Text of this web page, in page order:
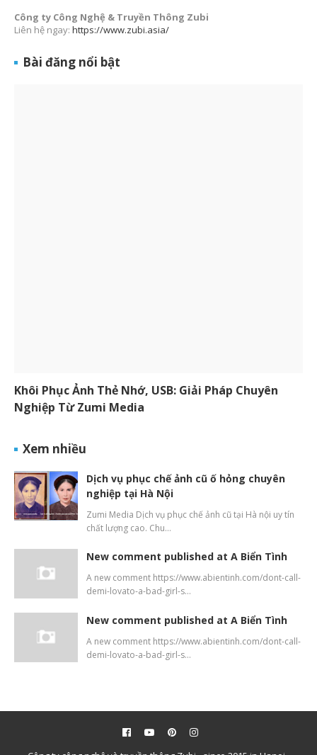
Công ty Công Nghệ & Truyền Thông Zubi
Liên hệ ngay: https://www.zubi.asia/
Bài đăng nổi bật
Khôi Phục Ảnh Thẻ Nhớ, USB: Giải Pháp Chuyên
Nghiệp Từ Zumi Media
Xem nhiều
Dịch vụ phục chế ảnh cũ ố hỏng chuyên
nghiệp tại Hà Nội
Zumi Media Dịch vụ phục chế ảnh cũ tại Hà nội uy tín
chất lượng cao. Chu…
New comment published at A Biển Tình
A new comment https://www.abientinh.com/dont-call-
demi-lovato-a-bad-girl-s…
New comment published at A Biển Tình
A new comment https://www.abientinh.com/dont-call-
demi-lovato-a-bad-girl-s…